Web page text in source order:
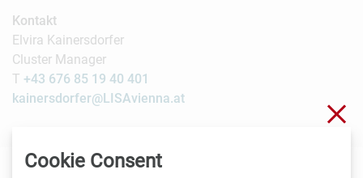
Kontakt
Elvira Kainersdorfer
Cluster Manager
T +43 676 85 19 40 401
kainersdorfer@LISAvienna.at
Cookie Consent